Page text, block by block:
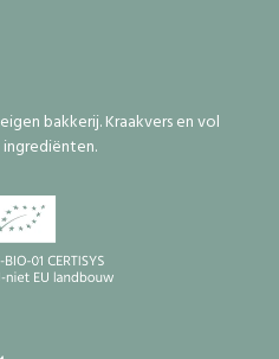
bakkerij. Kraakvers en vol